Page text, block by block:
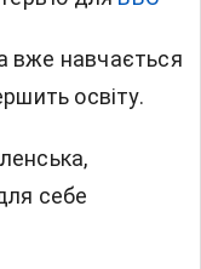
вже навчається
освіту.
себе